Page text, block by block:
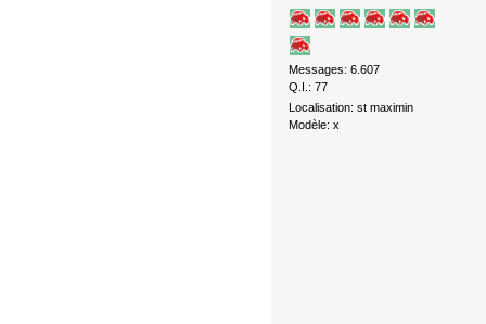
Messages: 6.607
Q.I.: 77
Localisation: st maximin
Modèle: x